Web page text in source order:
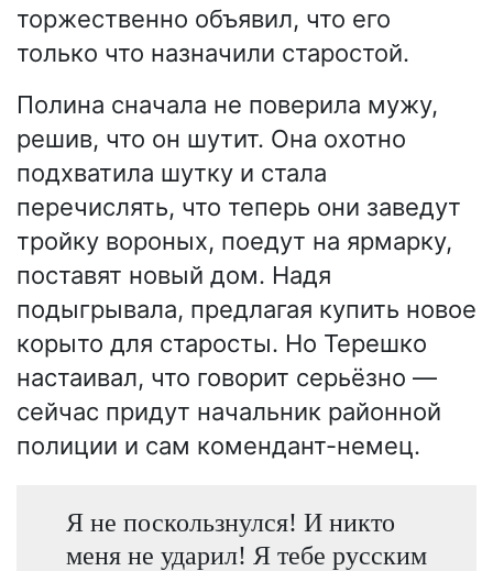
торжественно объявил, что его
только что назначили старостой.
Полина сначала не поверила мужу,
решив, что он шутит. Она охотно
подхватила шутку и стала
перечислять, что теперь они заведут
тройку вороных, поедут на ярмарку,
поставят новый дом. Надя
подыгрывала, предлагая купить новое
корыто для старосты. Но Терешко
настаивал, что говорит серьёзно —
сейчас придут начальник районной
полиции и сам комендант-немец.
Я не поскользнулся! И никто
меня не ударил! Я тебе русским